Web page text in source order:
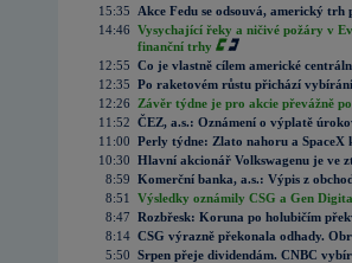
15:35
Akce Fedu se odsouvá, americký
14:46 Vysychající řeky a ničivé požáry v
finanční trhy
12:55 Co je vlastně cílem americké
12:35 Po raketovém růstu přichází
12:26
Závěr týdne je pro akcie převážně
11:52 ČEZ, a.s.: Oznámení o výplatě
11:00 Perly týdne: Zlato nahoru a SpaceX
10:30 Hlavní akcionář Volkswagenu je ve
8:59 Komerční banka, a.s.: Výpis z
8:51
Výsledky oznámily CSG a Gen
8:47 Rozbřesk: Koruna po holubičím
8:14 CSG výrazně překonala odhady.
5:50 Srpen přeje dividendám. CNBC